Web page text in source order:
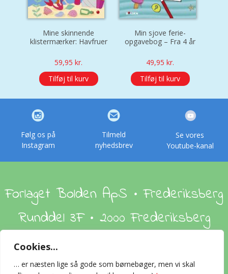
Cookies...
… er næsten lige så gode som børnebøger, men vi skal
Mine skinnende
klistermærker: Havfruer
59,95kr.
Tilføj til kurv
Min sjove ferie-
opgavebog – Fra 4 år
49,95kr.
Tilføj til kurv
Følg os på
Instagram
Tilmeld
nyhedsbrev
Se vores
Youtube-kanal
Forlaget Bolden ApS • Frederiksberg
Runddel 3F • 2000 Frederiksberg
Om os